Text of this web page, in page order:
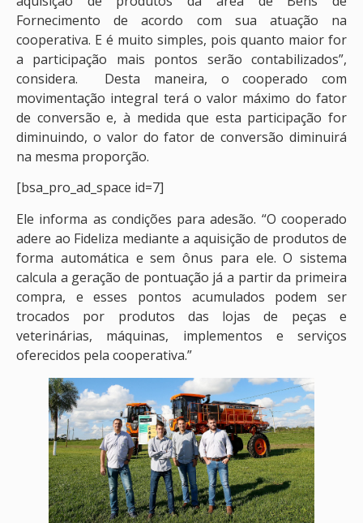
Fornecimento de acordo com sua atuação na
cooperativa. E é muito simples, pois quanto maior for
a participação mais pontos serão contabilizados”,
considera. Desta maneira, o cooperado com
movimentação integral terá o valor máximo do fator
de conversão e, à medida que esta participação for
diminuindo, o valor do fator de conversão diminuirá
na mesma proporção.
[bsa_pro_ad_space id=7]
Ele informa as condições para adesão. “O cooperado
adere ao Fideliza mediante a aquisição de produtos de
forma automática e sem ônus para ele. O sistema
calcula a geração de pontuação já a partir da primeira
compra, e esses pontos acumulados podem ser
trocados por produtos das lojas de peças e
veterinárias, máquinas, implementos e serviços
oferecidos pela cooperativa.”